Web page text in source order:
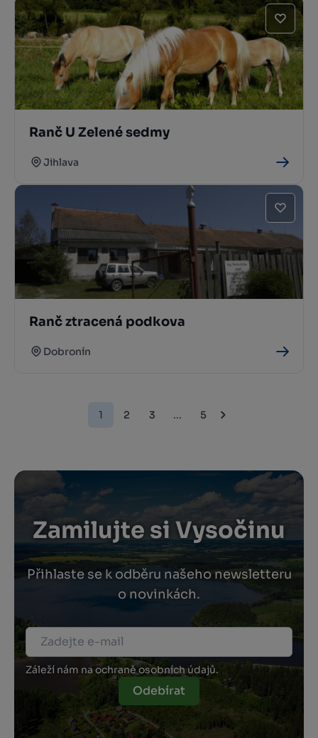
Ranč U Zelené sedmy
Jihlava
Ranč ztracená podkova
Dobronín
1 2 3 ... 5
Zamilujte si Vysočinu
Přihlaste se k odběru našeho newsletteru
o novinkách.
Záleží nám na ochraně osobních údajů.
Odebírat